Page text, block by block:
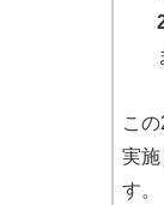
こ
実
す。